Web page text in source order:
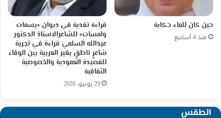
حين كان للماء حكاية
منذ 4 أسابيع
قراءة نقدية في ديوان «بسمات
ولمسات» للشاعرالاستاذ الدكتور
عبدالله السلمي قراءة في تجربة
شاعرٍ ناطقٍ بغير العربية بين الوفاء
للقصيدة العمودية والخصوصية
الثقافية
29 يونيو، 2026
الطقس